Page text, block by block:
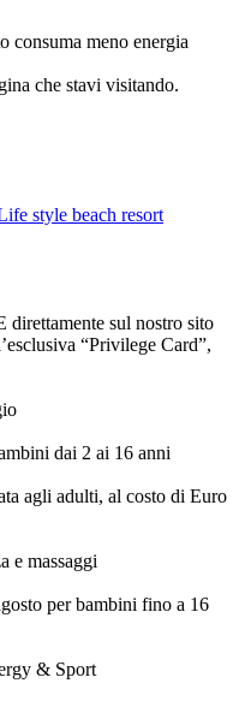
consuma meno energia
che stavi visitando.
style beach resort
sul nostro sito
“Privilege Card”,
dai 2 ai 16 anni
agli adulti, al costo di Euro
e massaggi
per bambini fino a 16
& Sport